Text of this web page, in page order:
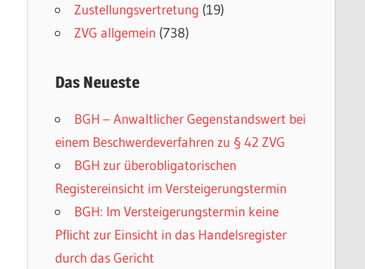
Zustellungsvertretung (19)
ZVG allgemein (738)
Das Neueste
BGH – Anwaltlicher Gegenstandswert bei
einem Beschwerdeverfahren zu § 42 ZVG
BGH zur überobligatorischen
Registereinsicht im Versteigerungstermin
BGH: Im Versteigerungstermin keine
Pflicht zur Einsicht in das Handelsregister
durch das Gericht